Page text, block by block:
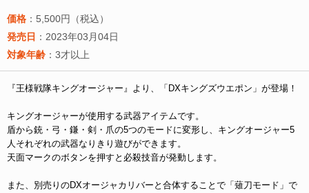
価格 ：5,500円（税込）
発売日 ：2023年03月04日
対象年齢 ：3才以上
『王様戦隊キングオージャー』より、「DXキングズウエポン」が登場！
キングオージャーが使用する武器アイテムです。
盾から銃・弓・鎌・剣・爪の5つのモードに変形し、キングオージャー5
人それぞれの武器なりきり遊びができます。
天面マークのボタンを押すと必殺技音が発動します。
また、別売りのDXオージャカリバーと合体することで「薙刀モード」で